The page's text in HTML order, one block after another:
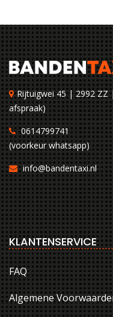
Rijtuigwei 45 | 2992 ZZ
afspraak)
0614799741
(voorkeur whatsapp)
info@bandentaxi.nl
KLANTENSERVICE
FAQ
Algemene